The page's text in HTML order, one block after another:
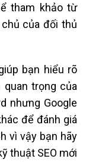
tham khảo từ
của đối thủ
bạn hiểu rõ
trọng của
nhưng Google
để đánh giá
vì vậy bạn hãy
thuật SEO mới